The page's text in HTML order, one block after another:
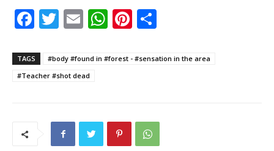
F
c
e
T
itt
er
E
ai
l
W
a
p
p
Pi
er ar
TAGS
#body #found in #forest - #sensation in the area
#Teacher #shot dead